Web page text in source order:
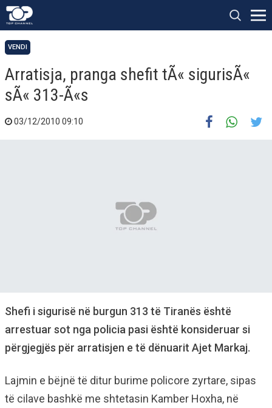
VENDI
Arratisja, pranga shefit tÃ« sigurisÃ«
sÃ« 313-Ã«s
03/12/2010 09:10
Shefi i sigurisë në burgun 313 të Tiranës është
arrestuar sot nga policia pasi është konsideruar si
përgjegjës për arratisjen e të dënuarit Ajet Markaj.
Lajmin e bëjnë të ditur burime policore zyrtare, sipas
të cilave bashkë me shtetasin Kamber Hoxha, në